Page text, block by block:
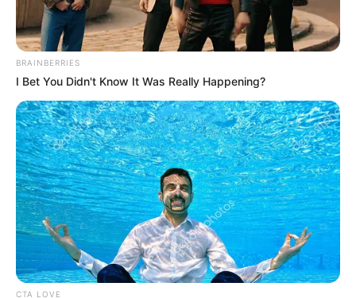
BRAINBERRIES
I Bet You Didn't Know It Was Really Happening?
CTA LOVE